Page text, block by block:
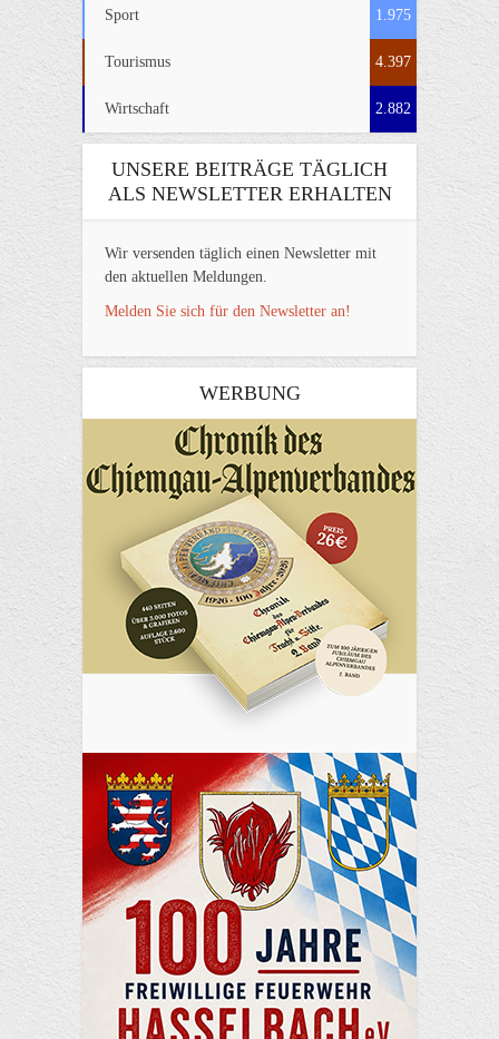
Sport 1.975
Tourismus 4.397
Wirtschaft 2.882
UNSERE BEITRÄGE TÄGLICH
ALS NEWSLETTER ERHALTEN
Wir versenden täglich einen Newsletter mit
den aktuellen Meldungen.
Melden Sie sich für den Newsletter an!
WERBUNG